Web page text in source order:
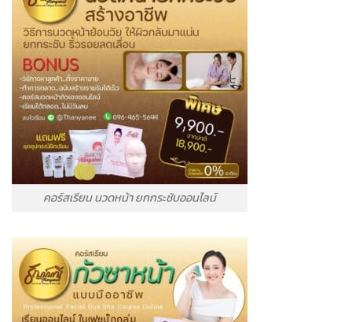
คอร์สเรียน นวดหน้า ยกกระชับออนไลน์